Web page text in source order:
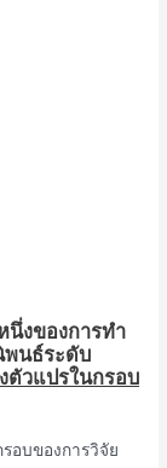
นึ่งของการทำ
พนธ์ระดับ
ตัวแปรในกรอบ
อบของการวิจัย